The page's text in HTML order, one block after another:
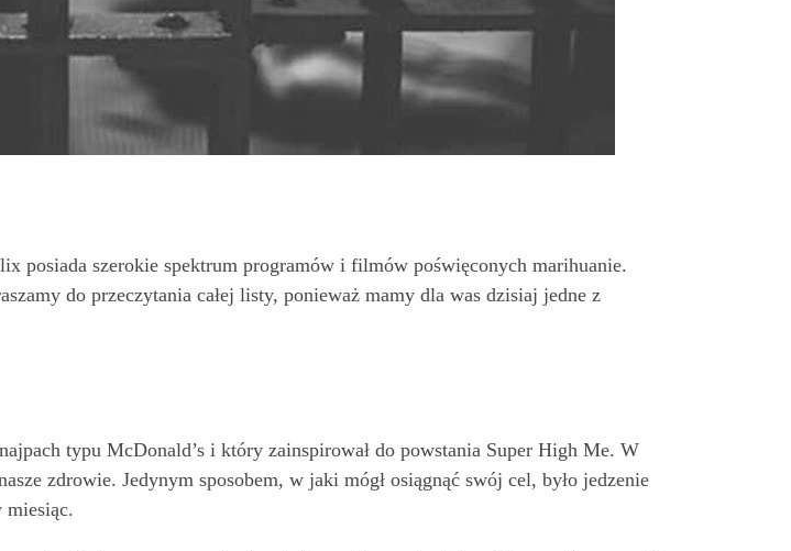
posiada szerokie spektrum programów i filmów poświęconych marihuanie.
do przeczytania całej listy, ponieważ mamy dla was dzisiaj jedne z
typu McDonald’s i który zainspirował do powstania Super High Me. W
zdrowie. Jedynym sposobem, w jaki mógł osiągnąć swój cel, było jedzenie
miesiąc.